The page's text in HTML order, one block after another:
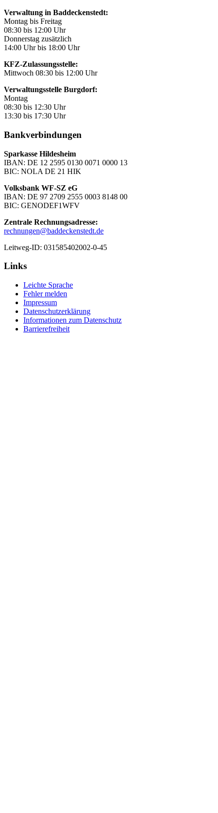
Verwaltung in Baddeckenstedt:
Montag bis Freitag
08:30 bis 12:00 Uhr
Donnerstag zusätzlich
14:00 Uhr bis 18:00 Uhr
KFZ-Zulassungsstelle:
Mittwoch 08:30 bis 12:00 Uhr
Verwaltungsstelle Burgdorf:
Montag
08:30 bis 12:30 Uhr
13:30 bis 17:30 Uhr
Bankverbindungen
Sparkasse Hildesheim
IBAN: DE 12 2595 0130 0071 0000 13
BIC: NOLA DE 21 HIK
Volksbank WF-SZ eG
IBAN: DE 97 2709 2555 0003 8148 00
BIC: GENODEF1WFV
Zentrale Rechnungsadresse:
rechnungen@baddeckenstedt.de
Leitweg-ID: 031585402002-0-45
Links
Leichte Sprache
Fehler melden
Impressum
Datenschutzerklärung
Informationen zum Datenschutz
Barrierefreiheit